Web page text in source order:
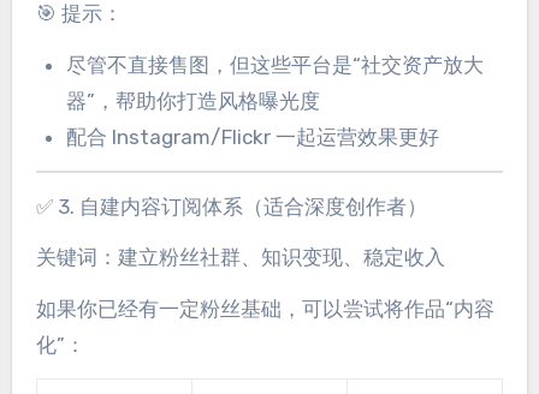
🎯 提示：
尽管不直接售图，但这些平台是“社交资产放大
器”，帮助你打造风格曝光度
配合 Instagram/Flickr 一起运营效果更好
✅ 3. 自建内容订阅体系（适合深度创作者）
关键词：建立粉丝社群、知识变现、稳定收入
如果你已经有一定粉丝基础，可以尝试将作品“内容
化”：